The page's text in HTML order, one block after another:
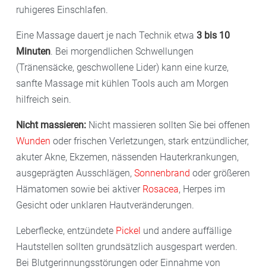
ruhigeres Einschlafen.
Eine Massage dauert je nach Technik etwa 3 bis 10
Minuten. Bei morgendlichen Schwellungen
(Tränensäcke, geschwollene Lider) kann eine kurze,
sanfte Massage mit kühlen Tools auch am Morgen
hilfreich sein.
Nicht massieren: Nicht massieren sollten Sie bei offenen
Wunden oder frischen Verletzungen, stark entzündlicher,
akuter Akne, Ekzemen, nässenden Hauterkrankungen,
ausgeprägten Ausschlägen, Sonnenbrand oder größeren
Hämatomen sowie bei aktiver Rosacea, Herpes im
Gesicht oder unklaren Hautveränderungen.
Leberflecke, entzündete Pickel und andere auffällige
Hautstellen sollten grundsätzlich ausgespart werden.
Bei Blutgerinnungsstörungen oder Einnahme von